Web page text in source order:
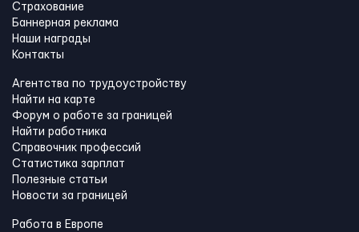
Страхование
Баннерная реклама
Наши награды
Контакты
Агентства по трудоустройству
Найти на карте
Форум о работе за границей
Найти работника
Справочник профессий
Статистика зарплат
Полезные статьи
Новости за границей
Работа в Европе